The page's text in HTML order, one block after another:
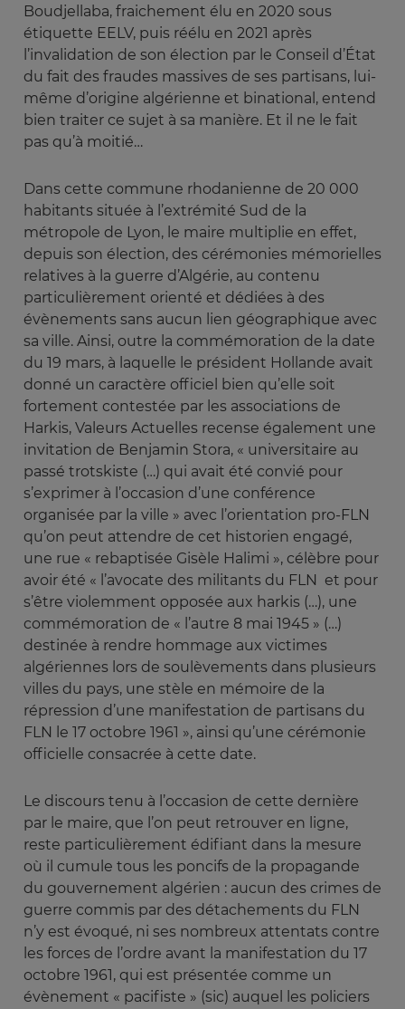
Boudjellaba, fraichement élu en 2020 sous
étiquette EELV, puis réélu en 2021 après
l’invalidation de son élection par le Conseil d’État
du fait des fraudes massives de ses partisans, lui-
même d’origine algérienne et binational, entend
bien traiter ce sujet à sa manière. Et il ne le fait
pas qu’à moitié…
Dans cette commune rhodanienne de 20 000
habitants située à l’extrémité Sud de la
métropole de Lyon, le maire multiplie en effet,
depuis son élection, des cérémonies mémorielles
relatives à la guerre d’Algérie, au contenu
particulièrement orienté et dédiées à des
évènements sans aucun lien géographique avec
sa ville. Ainsi, outre la commémoration de la date
du 19 mars, à laquelle le président Hollande avait
donné un caractère officiel bien qu’elle soit
fortement contestée par les associations de
Harkis, Valeurs Actuelles recense également une
invitation de Benjamin Stora, « universitaire au
passé trotskiste (…) qui avait été convié pour
s’exprimer à l’occasion d’une conférence
organisée par la ville » avec l’orientation pro-FLN
qu’on peut attendre de cet historien engagé,
une rue « rebaptisée Gisèle Halimi », célèbre pour
avoir été « l’avocate des militants du FLN et pour
s’être violemment opposée aux harkis (…), une
commémoration de « l’autre 8 mai 1945 » (…)
destinée à rendre hommage aux victimes
algériennes lors de soulèvements dans plusieurs
villes du pays, une stèle en mémoire de la
répression d’une manifestation de partisans du
FLN le 17 octobre 1961 », ainsi qu’une cérémonie
officielle consacrée à cette date.
Le discours tenu à l’occasion de cette dernière
par le maire, que l’on peut retrouver en ligne,
reste particulièrement édifiant dans la mesure
où il cumule tous les poncifs de la propagande
du gouvernement algérien : aucun des crimes de
guerre commis par des détachements du FLN
n’y est évoqué, ni ses nombreux attentats contre
les forces de l’ordre avant la manifestation du 17
octobre 1961, qui est présentée comme un
évènement « pacifiste » (sic) auquel les policiers